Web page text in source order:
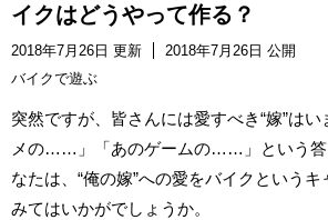
イクはどうやって作る？
2018年7月26日 更新
2018年7月26日 公開
バイクで遊ぶ
突然ですが、皆さんには愛すべき“嫁”は
メの……」「あのゲームの……」という答
なたは、“俺の嫁”への愛をバイクという
みてはいかがでしょうか。